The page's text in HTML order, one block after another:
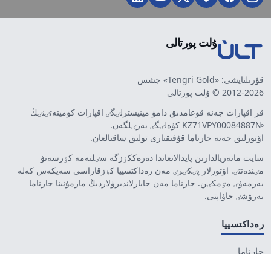
ۇلت پورتالى
قۇرىلتايشى: «Tengri Gold» جشس
2012-2026 © ۇلت پورتالى
قر اقپارات جەنە قوعامدىق دامۋ مينيسترلٸگٸ اقپارات كوميتەتٸنٸڭ
№KZ71VPY00084887 كۋەلٸگٸ بەرٸلگەن.
اۆتورلىق جەنە جارناما قۇقىقتارى تولىق ساقتالعان.
سايت ماتەريالدارىن پايدالانعاندا دەرەككٶزگە سٸلتەمە كٶرسەتۋ
مٸندەتتٸ. اۆتورلار پٸكٸرٸ مەن رەداكتسييا كٶزقاراسى سەيكەس كەلە
بەرمەۋٸ مٷمكٸن. جارناما مەن حابارلاندىرۋلاردىڭ مازمۇنىنا جارناما
بەرۋشٸ جاۋاپتى.
رەداكتسييا
جارناما